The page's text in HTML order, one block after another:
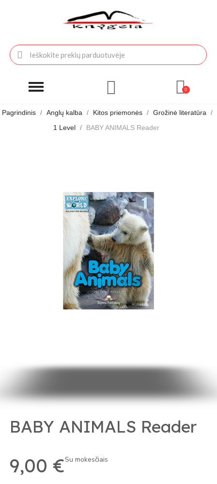
Pagrindinis Anglų kalba Kitos priemonės
Grožinė literatūra
1 Level
BABY ANIMALS Reader
BABY ANIMALS Reader
9,00 €Su mokesčiais